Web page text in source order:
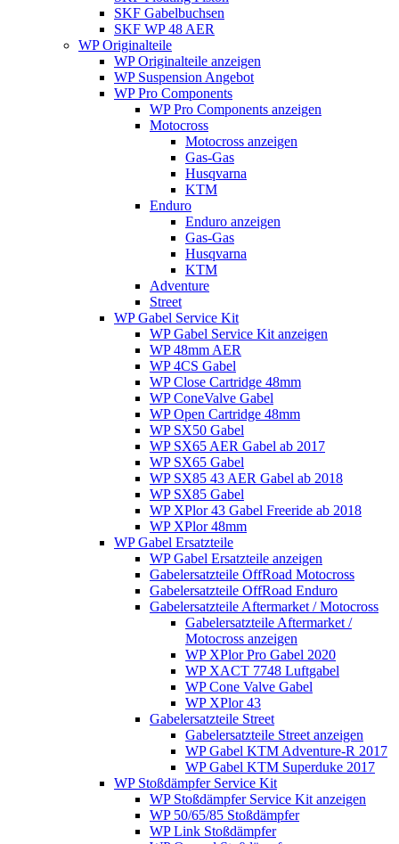
SKF Gabelbuchsen
SKF WP 48 AER
WP Originalteile
WP Originalteile anzeigen
WP Suspension Angebot
WP Pro Components
WP Pro Components anzeigen
Motocross
Motocross anzeigen
Gas-Gas
Husqvarna
KTM
Enduro
Enduro anzeigen
Gas-Gas
Husqvarna
KTM
Adventure
Street
WP Gabel Service Kit
WP Gabel Service Kit anzeigen
WP 48mm AER
WP 4CS Gabel
WP Close Cartridge 48mm
WP ConeValve Gabel
WP Open Cartridge 48mm
WP SX50 Gabel
WP SX65 AER Gabel ab 2017
WP SX65 Gabel
WP SX85 43 AER Gabel ab 2018
WP SX85 Gabel
WP XPlor 43 Gabel Freeride ab 2018
WP XPlor 48mm
WP Gabel Ersatzteile
WP Gabel Ersatzteile anzeigen
Gabelersatzteile OffRoad Motocross
Gabelersatzteile OffRoad Enduro
Gabelersatzteile Aftermarket / Motocross
Gabelersatzteile Aftermarket /
Motocross anzeigen
WP XPlor Pro Gabel 2020
WP XACT 7748 Luftgabel
WP Cone Valve Gabel
WP XPlor 43
Gabelersatzteile Street
Gabelersatzteile Street anzeigen
WP Gabel KTM Adventure-R 2017
WP Gabel KTM Superduke 2017
WP Stoßdämpfer Service Kit
WP Stoßdämpfer Service Kit anzeigen
WP 50/65/85 Stoßdämpfer
WP Link Stoßdämpfer